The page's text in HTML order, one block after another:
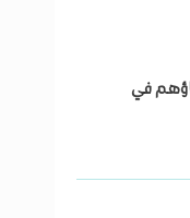
في